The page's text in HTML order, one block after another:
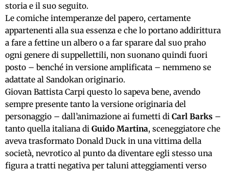
storia e il suo seguito.
Le comiche intemperanze del papero, certamente
appartenenti alla sua essenza e che lo portano addirittura
a fare a fettine un albero o a far sparare dal suo praho
ogni genere di suppellettili, non suonano quindi fuori
posto – benché in versione amplificata – nemmeno se
adattate al Sandokan originario.
Giovan Battista Carpi questo lo sapeva bene, avendo
sempre presente tanto la versione originaria del
personaggio – dall’animazione ai fumetti di Carl Barks –
tanto quella italiana di Guido Martina, sceneggiatore che
aveva trasformato Donald Duck in una vittima della
società, nevrotico al punto da diventare egli stesso una
figura a tratti negativa per taluni atteggiamenti verso